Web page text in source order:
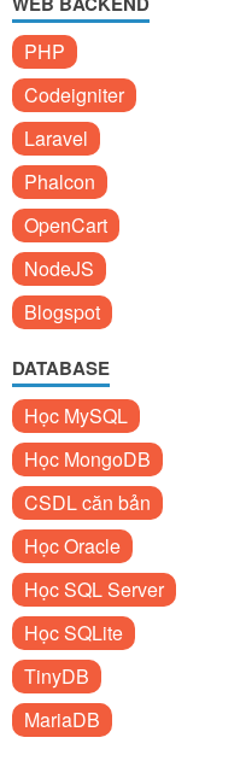
PHP
Codeigniter
Laravel
Phalcon
OpenCart
NodeJS
Blogspot
DATABASE
Học MySQL
Học MongoDB
CSDL căn bản
Học Oracle
Học SQL Server
Học SQLite
TinyDB
MariaDB